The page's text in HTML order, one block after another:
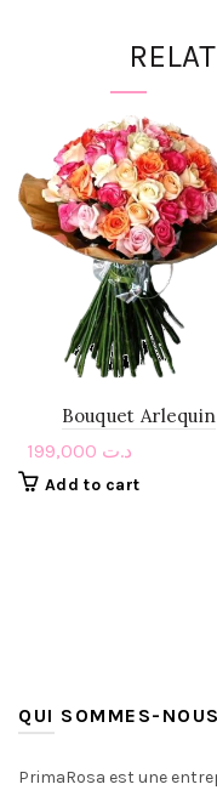
Bouquet Arlequin
د.ت
Add to cart
QUI SOMMES-
PrimaRosa est une